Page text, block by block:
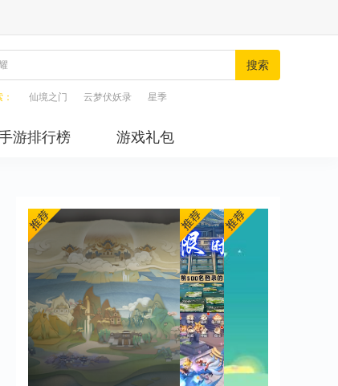
搜索
仙境之门 云梦伏妖录 星季
游排行榜 游戏礼包